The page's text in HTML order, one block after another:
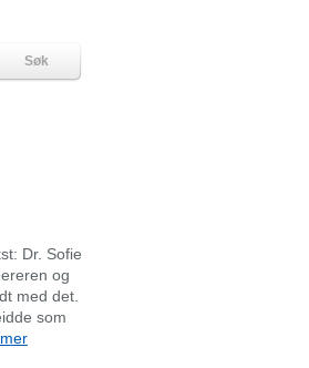
Søk
Dr. Sofie
og
med det.
som